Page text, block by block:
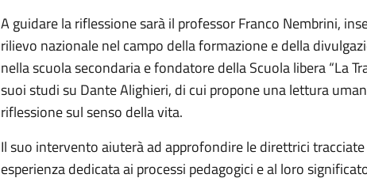
A guidare la riflessione sarà il professor Franco Nembrini,
rilievo nazionale nel campo della formazione e della
nella scuola secondaria e fondatore della Scuola libera “La
suoi studi su Dante Alighieri, di cui propone una lettura
riflessione sul senso della vita.
Il suo intervento aiuterà ad approfondire le direttrici
esperienza dedicata ai processi pedagogici e al loro